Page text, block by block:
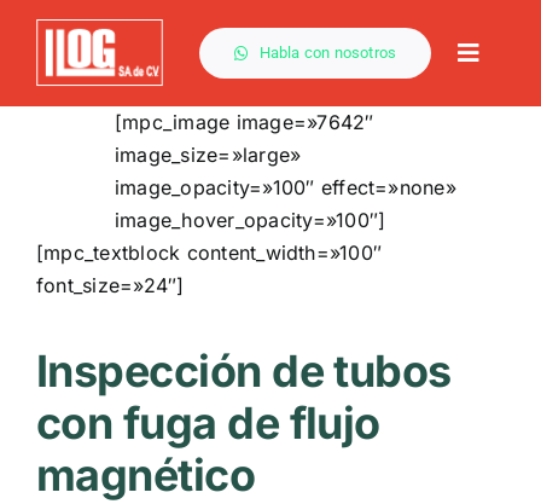
Saltar
contenido
Habla con nosotros
Toggle
[mpc_image image=»7642″
image_size=»large»
image_opacity=»100″ effect=»none»
image_hover_opacity=»100″]
[mpc_textblock content_width=»100″
font_size=»24″]
Inspección de tubos
con fuga de flujo
magnético